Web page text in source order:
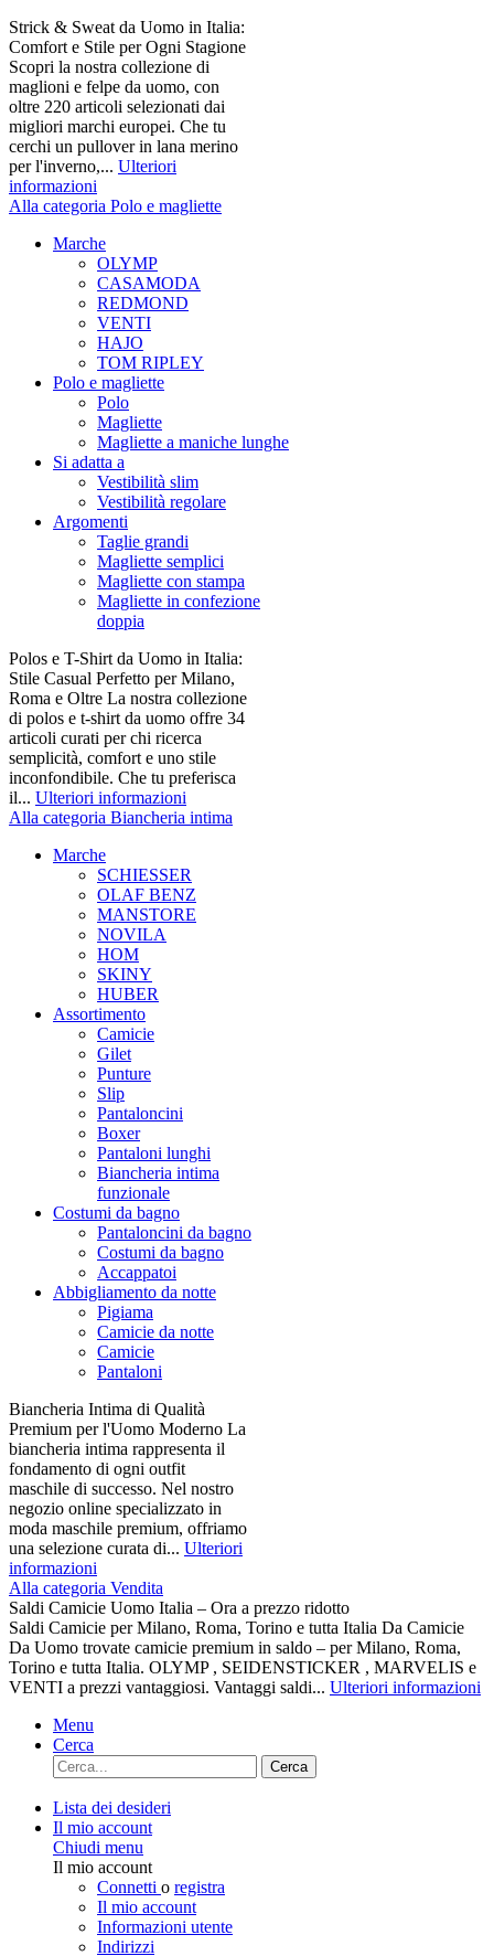
Strick & Sweat da Uomo in Italia:
Comfort e Stile per Ogni Stagione
Scopri la nostra collezione di
maglioni e felpe da uomo, con
oltre 220 articoli selezionati dai
migliori marchi europei. Che tu
cerchi un pullover in lana merino
per l'inverno,... Ulteriori
informazioni
Alla categoria Polo e magliette
Marche
OLYMP
CASAMODA
REDMOND
VENTI
HAJO
TOM RIPLEY
Polo e magliette
Polo
Magliette
Magliette a maniche lunghe
Si adatta a
Vestibilità slim
Vestibilità regolare
Argomenti
Taglie grandi
Magliette semplici
Magliette con stampa
Magliette in confezione
doppia
Polos e T-Shirt da Uomo in Italia:
Stile Casual Perfetto per Milano,
Roma e Oltre La nostra collezione
di polos e t-shirt da uomo offre 34
articoli curati per chi ricerca
semplicità, comfort e uno stile
inconfondibile. Che tu preferisca
il... Ulteriori informazioni
Alla categoria Biancheria intima
Marche
SCHIESSER
OLAF BENZ
MANSTORE
NOVILA
HOM
SKINY
HUBER
Assortimento
Camicie
Gilet
Punture
Slip
Pantaloncini
Boxer
Pantaloni lunghi
Biancheria intima
funzionale
Costumi da bagno
Pantaloncini da bagno
Costumi da bagno
Accappatoi
Abbigliamento da notte
Pigiama
Camicie da notte
Camicie
Pantaloni
Biancheria Intima di Qualità
Premium per l'Uomo Moderno La
biancheria intima rappresenta il
fondamento di ogni outfit
maschile di successo. Nel nostro
negozio online specializzato in
moda maschile premium, offriamo
una selezione curata di... Ulteriori
informazioni
Alla categoria Vendita
Saldi Camicie Uomo Italia – Ora a prezzo ridotto
Saldi Camicie per Milano, Roma, Torino e tutta Italia Da Camicie
Da Uomo trovate camicie premium in saldo – per Milano, Roma,
Torino e tutta Italia. OLYMP , SEIDENSTICKER , MARVELIS e
VENTI a prezzi vantaggiosi. Vantaggi saldi... Ulteriori informazioni
Menu
Cerca
Cerca
Lista dei desideri
Il mio account
Chiudi menu
Il mio account
Connetti o registra
Il mio account
Informazioni utente
Indirizzi